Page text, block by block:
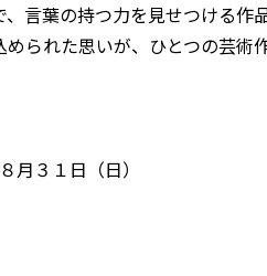
言葉の持つ力を見せつける作品
られた思いが、ひとつの芸術作
３１日（日）